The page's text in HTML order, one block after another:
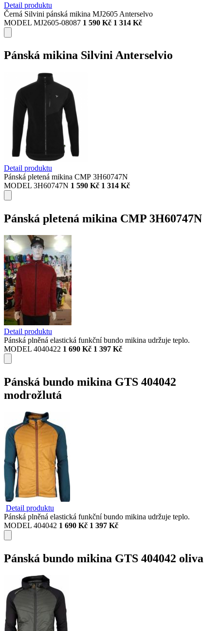
Detail produktu
Černá Silvini pánská mikina MJ2605 Anterselvo
MODEL MJ2605-08087 1 590 Kč 1 314 Kč
Pánská mikina Silvini Anterselvio
Detail produktu
Pánská pletená mikina CMP 3H60747N
MODEL 3H60747N 1 590 Kč 1 314 Kč
Pánská pletená mikina CMP 3H60747N
Detail produktu
Pánská plněná elastická funkční bundo mikina udržuje teplo.
MODEL 4040422 1 690 Kč 1 397 Kč
Pánská bundo mikina GTS 404042
modrožlutá
Detail produktu
Pánská plněná elastická funkční bundo mikina udržuje teplo.
MODEL 404042 1 690 Kč 1 397 Kč
Pánská bundo mikina GTS 404042 oliva